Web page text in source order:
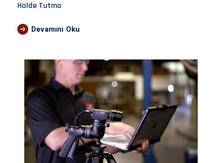
Halde Tutma
Devamını Oku